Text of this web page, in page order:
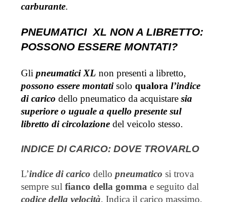
carburante.
PNEUMATICI  XL NON A LIBRETTO:
POSSONO ESSERE MONTATI?
Gli pneumatici XL
possono essere montati solo qualora l’indice
di carico dello pneumatico da acquistare sia
superiore o uguale a quello presente sul
libretto di circolazione del veicolo stesso.
INDICE DI CARICO: DOVE TROVARLO
L’indice di carico dello pneumatico si trova
sempre sul fianco della gomma
codice della velocità. Indica il carico massimo,